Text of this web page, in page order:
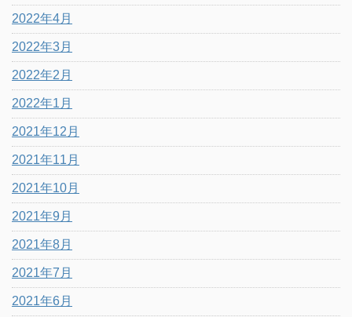
2022年4月
2022年3月
2022年2月
2022年1月
2021年12月
2021年11月
2021年10月
2021年9月
2021年8月
2021年7月
2021年6月